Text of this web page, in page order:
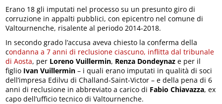
Erano 18 gli imputati nel processo su un presunto giro di
corruzione in appalti pubblici, con epicentro nel comune di
Valtournenche, risalente al periodo 2014-2018.
In secondo grado l’accusa aveva chiesto la conferma della
condanna a 7 anni di reclusione ciascuno, inflitta dal tribunale
di Aosta, per Loreno Vuillermin, Renza Dondeynaz e per il
figlio Ivan Vuillermin – i quali erano imputati in qualità di soci
dell’impresa Edilvu di Challand-Saint-Victor – e della pena di 6
anni di reclusione in abbreviato a carico di Fabio Chiavazza, ex
capo dell’ufficio tecnico di Valtournenche.